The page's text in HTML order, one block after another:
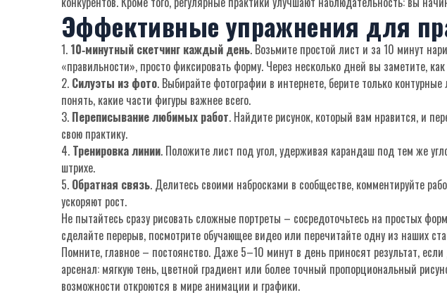
Эффективные упражнения для
1. 10‑минутный скетчинг каждый день. Возьмите простой лист и за 10 минут
«правильности», просто фиксировать форму. Через несколько дней вы заметите,
2. Силуэты из фото. Выбирайте фотографии в интернете, берите только
понять, какие части фигуры важнее всего.
3. Переписывание любимых работ. Найдите рисунок, который вам нравится, и
свою практику.
4. Тренировка линии. Положите лист под угол, удерживая карандаш под тем же
штрихе.
5. Обратная связь. Делитесь своими набросками в сообществе, комментируйте
ускоряют рост.
Не пытайтесь сразу рисовать сложные портреты – сосредоточьтесь на простых
сделайте перерыв, посмотрите обучающее видео или перечитайте одну из наших
Помните, главное – постоянство. Даже 5–10 минут в день приносят результат,
арсенал: мягкую тень, цветной градиент или более точный пропорциональный
возможности откроются в мире анимации и графики.